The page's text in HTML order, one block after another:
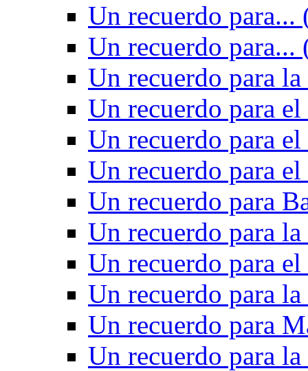
Un recuerdo para...
Un recuerdo para...
Un recuerdo para
Un recuerdo para
Un recuerdo para
Un recuerdo para
Un recuerdo para
Un recuerdo para
Un recuerdo para
Un recuerdo para
Un recuerdo para
Un recuerdo para